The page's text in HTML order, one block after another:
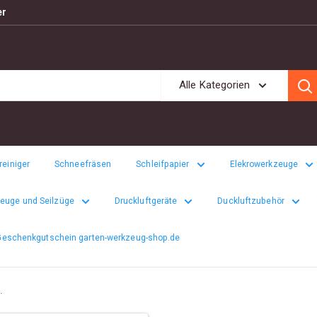
Alle Kategorien
Schneefräsen Schleifpapier Elekrowerkzeuge
und Seilzüge Druckluftgeräte Duckluftzubehör
garten-werkzeug-shop.de